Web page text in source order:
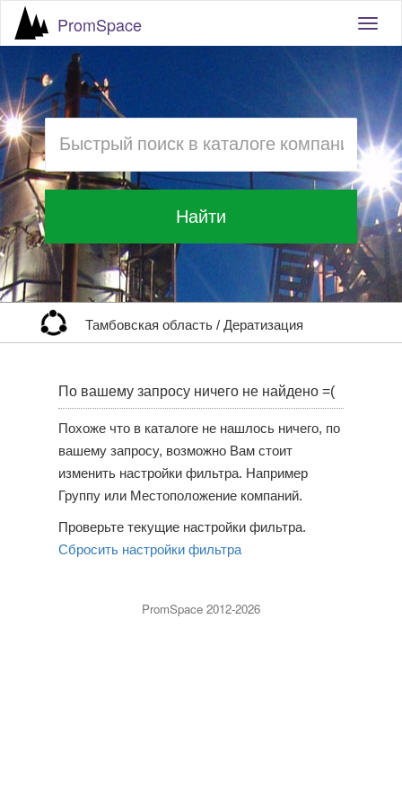
PromSpace
Найти
Тамбовская область / Дератизация
По вашему запросу ничего не найдено =(
Похоже что в каталоге не нашлось ничего, по
вашему запросу, возможно Вам стоит
изменить настройки фильтра. Например
Группу или Местоположение компаний.
Проверьте текущие настройки фильтра.
Сбросить настройки фильтра
PromSpace 2012-2026